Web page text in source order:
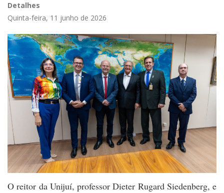
Detalhes
Quinta-feira, 11 junho de 2026
O reitor da Unijuí, professor Dieter Rugard Siedenberg, e